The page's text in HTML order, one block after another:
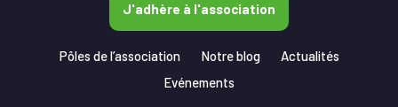
J'adhère à l'association
Pôles de l’association Notre blog
Actualités
Evénements